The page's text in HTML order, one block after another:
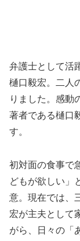
弁護士として活
樋口毅宏。二人
りました。感動
著者である樋口
す。
初対面の食事で
どもが欲しい」
意。現在では、
宏が主夫として
がら、日々の「